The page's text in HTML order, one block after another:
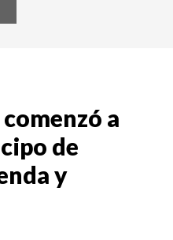
a
de
y